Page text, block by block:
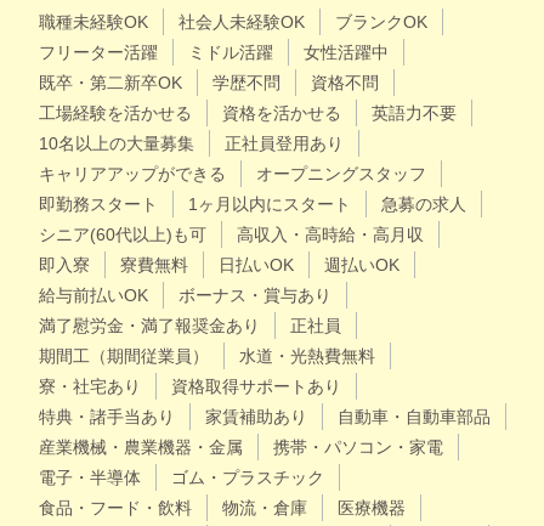
職種未経験OK 社会人未経験OK
ブランクOK
フリーター活躍
ミドル活躍
女性活躍中
既卒・第二新卒OK
学歴不問
資格不問
工場経験を活かせる
資格を活かせる
英語力不要
10名以上の大量募集
正社員登用あり
キャリアアップができる
オープニングスタッフ
即勤務スタート
1ヶ月以内にスタート
急募の求人
シニア(60代以上)も可
高収入・高時給・高月収
即入寮
寮費無料 日払いOK
週払いOK
給与前払いOK
ボーナス・賞与あり
満了慰労金・満了報奨金あり
正社員
期間工（期間従業員）
水道・光熱費無料
寮・社宅あり
資格取得サポートあり
特典・諸手当あり
家賃補助あり
自動車・自動車部品
産業機械・農業機器・金属
携帯・パソコン・家電
電子・半導体
ゴム・プラスチック
食品・フード・飲料
物流・倉庫
医療機器